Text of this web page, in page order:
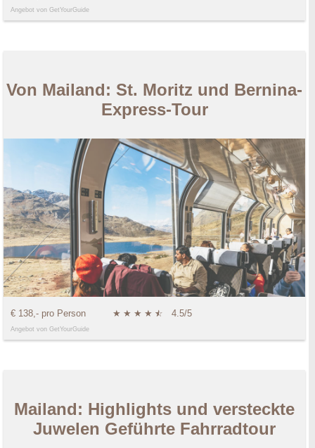
Angebot von GetYourGuide
Von Mailand: St. Moritz und Bernina-
Express-Tour
€ 138,- pro Person ★ ★ ★ ★ ★
☆ 4.5/5
Angebot von GetYourGuide
Mailand: Highlights und versteckte
Juwelen Geführte Fahrradtour